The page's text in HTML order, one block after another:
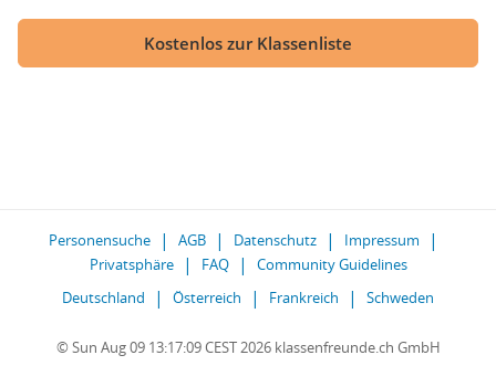
Kostenlos zur Klassenliste
Personensuche AGB Datenschutz
Impressum
Privatsphäre
FAQ
Community Guidelines
Deutschland
Österreich Frankreich Schweden
© Sun Aug 09 13:17:09 CEST 2026 klassenfreunde.ch GmbH